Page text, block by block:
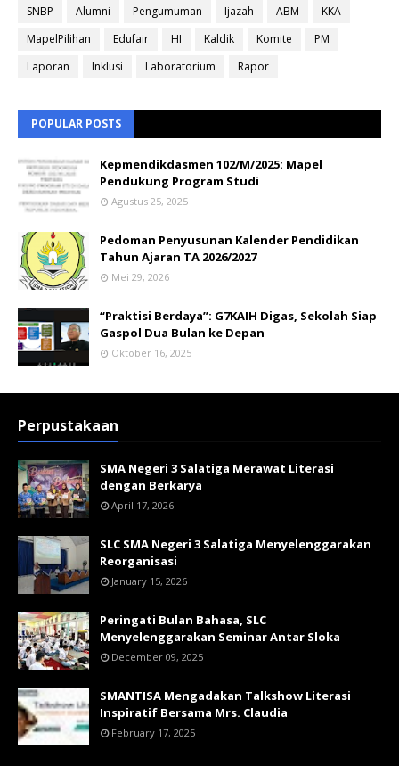
SNBP
Alumni Pengumuman Ijazah ABM
KKA
MapelPilihan
Edufair HI Kaldik Komite
PM
Laporan
Inklusi Laboratorium Rapor
POPULAR POSTS
Kepmendikdasmen 102/M/2025: Mapel
Pendukung Program Studi
Agustus 25, 2025
Pedoman Penyusunan Kalender Pendidikan
Tahun Ajaran TA 2026/2027
Mei 29, 2026
“Praktisi Berdaya”: G7KAIH Digas, Sekolah Siap
Gaspol Dua Bulan ke Depan
Oktober 16, 2025
Perpustakaan
SMA Negeri 3 Salatiga Merawat Literasi
dengan Berkarya
April 17, 2026
SLC SMA Negeri 3 Salatiga Menyelenggarakan
Reorganisasi
January 15, 2026
Peringati Bulan Bahasa, SLC
Menyelenggarakan Seminar Antar Sloka
December 09, 2025
SMANTISA Mengadakan Talkshow Literasi
Inspiratif Bersama Mrs. Claudia
February 17, 2025